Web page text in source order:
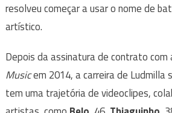
resolveu começar a usar o nome de
artístico.
Depois da assinatura de contrato com
Musicem 2014, a carreira de Ludmilla
tem uma trajetória de videoclipes,